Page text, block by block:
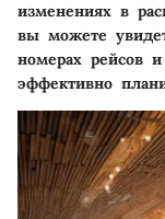
изменениях в
вы можете
номерах рейсов
эффективно